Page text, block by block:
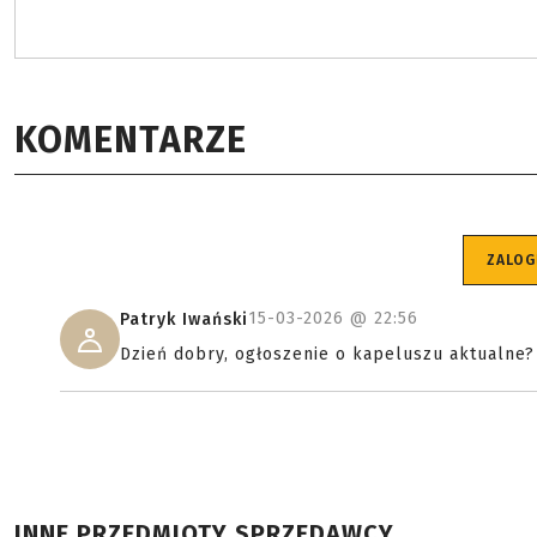
KOMENTARZE
Patryk Iwański15-03-2026 @ 22:56
Dzień dobry, ogłoszenie o kapeluszu aktualne?